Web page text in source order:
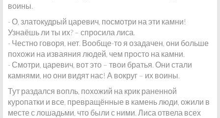
воины.
- О, златокудрый царевич, посмотри на эти камни!
Узнаёшь ли ты их? – спросила лиса.
- Честно говоря, нет. Вообще-то я озадачен, они больше
похожи на изваяния людей, чем просто на камни.
- Смотри, царевич, вот это – твои братья. Они стали
камнями, но они видят нас! А вокруг – их воины.
Тут раздался вопль, похожий на крик раненной
куропатки и все, превращённые в камень люди, ожили в
месте с лошадьми, что были с ними. Лиса отвела всех